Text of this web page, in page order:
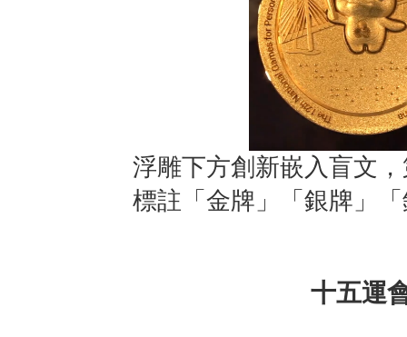
浮雕下方創新嵌入盲文
標註「金牌」「銀牌」
十五運